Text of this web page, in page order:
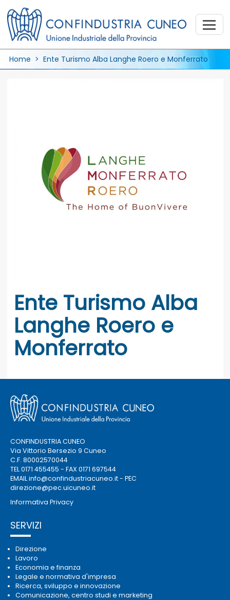
Home > Ente Turismo Alba Langhe Roero e Monferrato
Ente Turismo Alba
Langhe Roero e
Monferrato
CONFINDUSTRIA CUNEO
Via Vittorio Bersezio 9 Cuneo
C.F. 80002570044
TEL 0171 455455 - FAX 0171 697544
EMAILinfo@confindustriacuneo.it- PEC
direzione@pec.uicuneo.it
Informativa Privacy
SERVIZI
Direzione
Lavoro
Economia e finanza
Legale e normativa d'impresa
Ricerca, sviluppo e innovazione
Comunicazione, centro studi e marketing